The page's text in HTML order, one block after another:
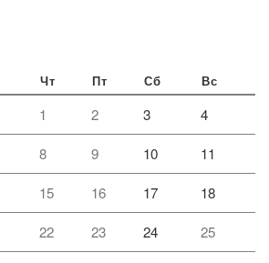
Чт Пт Сб Вс
1 2 3 4
8 9 10 11
15 16 17 18
22 23 24 25